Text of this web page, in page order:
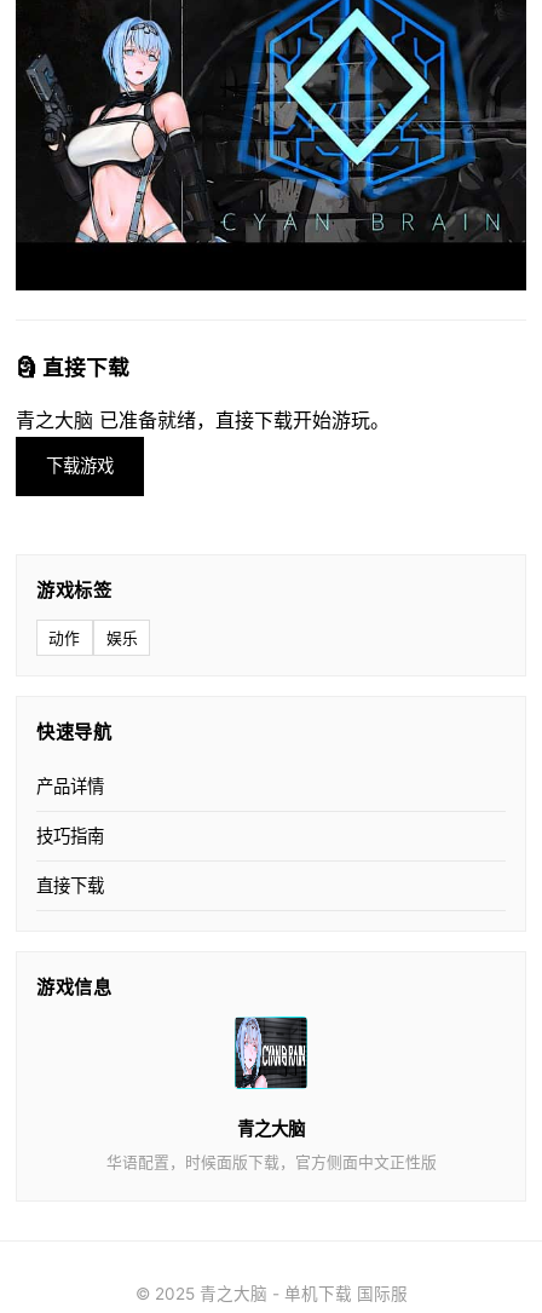
🗿 直接下载
青之大脑 已准备就绪，直接下载开始游玩。
下载游戏
游戏标签
动作 娱乐
快速导航
产品详情
技巧指南
直接下载
游戏信息
青之大脑
华语配置，时候面版下载，官方侧面中文正性版
© 2025 青之大脑 - 单机下载 国际服